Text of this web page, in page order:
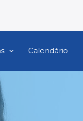
Calendário